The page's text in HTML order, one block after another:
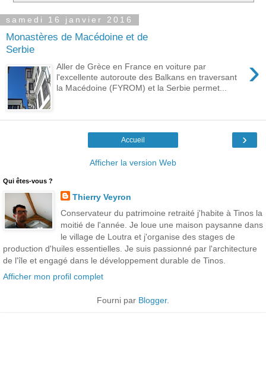
samedi 16 janvier 2016
Monastères de Macédoine et de
Serbie
›
Aller de Grèce en France en voiture par
l'excellente autoroute des Balkans en traversant
la Macédoine (FYROM) et la Serbie permet...
›
Accueil
Afficher la version Web
Qui êtes-vous ?
Thierry Veyron
Conservateur du patrimoine retraité j'habite à Tinos la
moitié de l'année. Je loue une maison paysanne dans
le village de Loutra et j'organise des stages de
production d'huiles essentielles. Je suis passionné par l'architecture
de l'île et engagé dans le développement durable de Tinos.
Afficher mon profil complet
Fourni par Blogger.